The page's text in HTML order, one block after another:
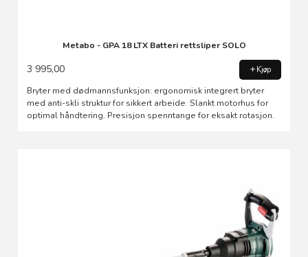
Metabo - GPA 18 LTX Batteri rettsliper SOLO
3 995,00 Kjøp
Bryter med dødmannsfunksjon: ergonomisk integrert bryter
med anti-skli struktur for sikkert arbeide. Slankt motorhus for
optimal håndtering. Presisjon spenntange for eksakt rotasjon.